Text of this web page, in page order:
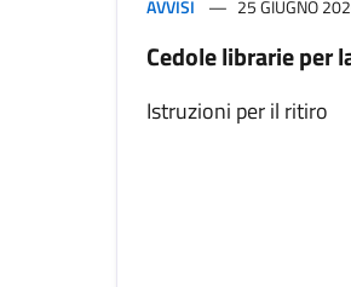
AVVISI 25 GIUGNO
Cedole librarie per
Istruzioni per il ritiro